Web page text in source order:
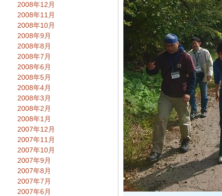
2008年12月
2008年11月
2008年10月
2008年9月
2008年8月
2008年7月
2008年6月
2008年5月
2008年4月
2008年3月
2008年2月
2008年1月
2007年12月
2007年11月
2007年10月
2007年9月
2007年8月
2007年7月
2007年6月